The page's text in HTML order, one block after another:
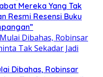
Mereka Yang Tak
Resmi Resensi Buku
Dibahas, Robinsar